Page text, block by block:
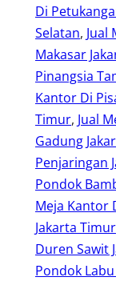
Di
Selatan, Jual
Makasar
Pinangsia
Kantor Di
Timur, Jual
Gadung
Penjaringan
Pondok
Meja Kantor
Jakarta Timur
Duren Sawit
Pondok